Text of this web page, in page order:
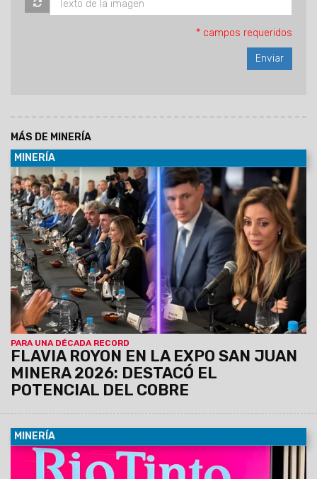
* campos requeridos
MÁS DE MINERÍA
MINERÍA
PARA UNA DÉCADA RECORD
FLAVIA ROYON EN LA EXPO SAN JUAN
MINERA 2026: DESTACÓ EL
POTENCIAL DEL COBRE
07/05/2026
La senadora nacional por Salta Flavia Royon
participó de la Expo San Juan Minera 2026,el encuentro
más importante del sector minero en Argentina,
donde empresarios, referentes de la industria y
especialistas internacionales coincidieron en que el
boom del cobre abre una oportunidad histórica para el
país.
MINERÍA
10/03/2026
Los gobernadores de la Mesa del Litio se
reunieron con directivos de la compañía minera. En el